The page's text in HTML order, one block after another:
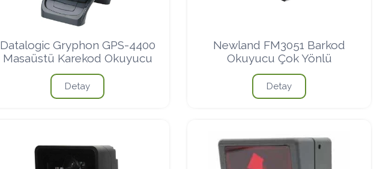
Datalogic Gryphon GPS-4400
Masaüstü Karekod Okuyucu
Detay
Newland FM3051 Barkod
Okuyucu Çok Yönlü
Detay